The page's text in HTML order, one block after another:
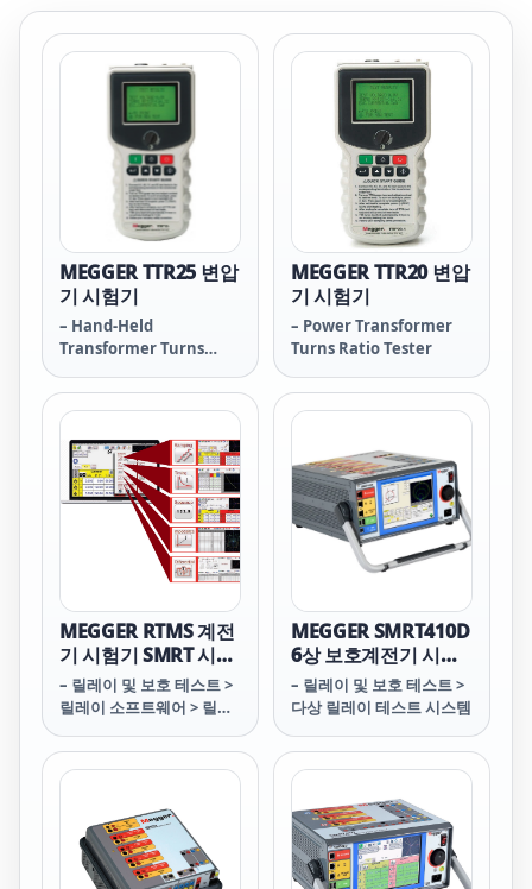
MEGGER TTR25 변압
기 시험기
– Hand-Held
Transformer Turns
MEGGER TTR20 변압
기 시험기
– Power Transformer
Turns Ratio Tester
MEGGER RTMS 계전
기 시험기 SMRT 시리
즈 관리 소프트웨어
– 릴레이 및 보호 테스트 >
릴레이 소프트웨어 > 릴레
웨어
MEGGER SMRT410D
6상 보호계전기 시험
기
– 릴레이 및 보호 테스트 >
다상 릴레이 테스트 시스템